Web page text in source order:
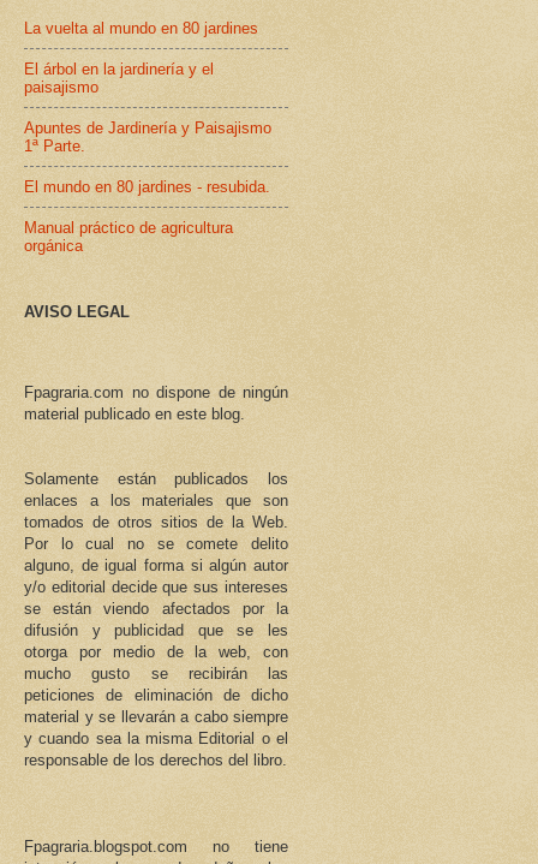
La vuelta al mundo en 80 jardines
El árbol en la jardinería y el
paisajismo
Apuntes de Jardinería y Paisajismo
1ª Parte.
El mundo en 80 jardines - resubida.
Manual práctico de agricultura
orgánica
AVISO LEGAL
Fpagraria.com no dispone de ningún
material publicado en este blog.
Solamente están publicados los
enlaces a los materiales que son
tomados de otros sitios de la Web.
Por lo cual no se comete delito
alguno, de igual forma si algún autor
y/o editorial decide que sus intereses
se están viendo afectados por la
difusión y publicidad que se les
otorga por medio de la web, con
mucho gusto se recibirán las
peticiones de eliminación de dicho
material y se llevarán a cabo siempre
y cuando sea la misma Editorial o el
responsable de los derechos del libro.
Fpagraria.blogspot.com no tiene